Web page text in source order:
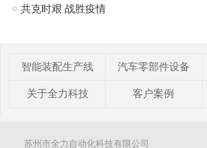
共克时艰 战胜疫情
智能装配生产线 汽车零部件设备
关于全力科技 客户案例
苏州市全力自动化科技有限公司